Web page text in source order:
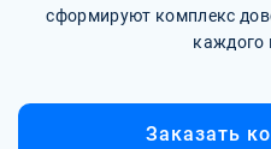
сформируют комплекс
каждого
Заказать